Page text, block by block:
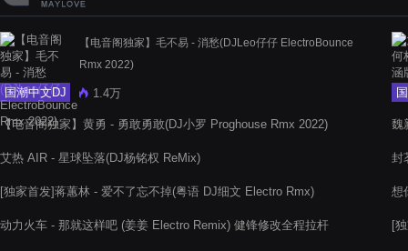
国潮中文DJ
【电音阁独家】毛不易 - 消愁(DJLeo仔仔 ElectroBounce
Rmx 2022)
1.4万
【电音阁独家】黄勇 - 勇敢勇敢(DJ小罗 Proghouse Rmx 2022)
艾热 AIR - 星球坠落(DJ杨铭权 ReMix)
[独家首发]蒋蕙林 - 爱不了忘不掉(粤语 DJ细文 Electro Rmx)
动力火车 - 那就这样吧 (姜姜 Electro Remix) 健锋修改全程拉杆
魏
封
想
[